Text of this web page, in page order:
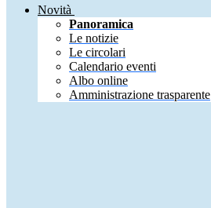
Novità
Panoramica
Le notizie
Le circolari
Calendario eventi
Albo online
Amministrazione trasparente